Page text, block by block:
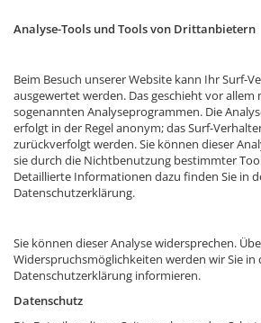
Analyse-Tools und Tools von Drittanbietern
Beim Besuch unserer Website kann Ihr Surf-
ausgewertet werden. Das geschieht vor
sogenannten Analyseprogrammen. Die
erfolgt in der Regel anonym; das Surf-
zurückverfolgt werden. Sie können dieser
sie durch die Nichtbenutzung bestimmter
Detaillierte Informationen dazu finden Sie in
Datenschutzerklärung.
Sie können dieser Analyse widersprechen.
Widerspruchsmöglichkeiten werden wir Sie in
Datenschutzerklärung informieren.
Datenschutz